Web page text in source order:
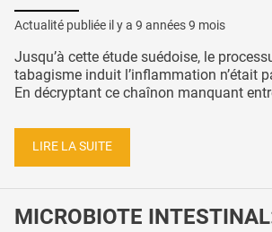
Actualité publiée il y a 9 années 9 mois
Jusqu’à cette étude suédoise, le
tabagisme induit l’inflammation n’était
En décryptant ce chaînon manquant
LIRE LA SUITE
MICROBIOTE